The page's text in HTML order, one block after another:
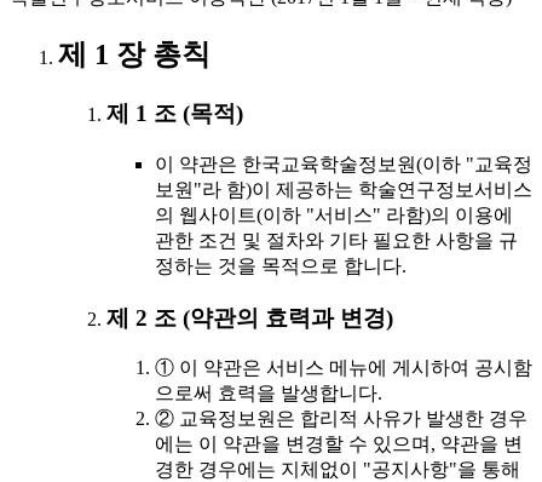
제 1 장 총칙
제 1 조 (목적)
이 약관은 한국교육학술정보원(이하 "교육정
보원"라 함)이 제공하는 학술연구정보서비스
의 웹사이트(이하 "서비스" 라함)의 이용에
관한 조건 및 절차와 기타 필요한 사항을 규
정하는 것을 목적으로 합니다.
제 2 조 (약관의 효력과 변경)
① 이 약관은 서비스 메뉴에 게시하여 공시함
으로써 효력을 발생합니다.
② 교육정보원은 합리적 사유가 발생한 경우
에는 이 약관을 변경할 수 있으며, 약관을 변
경한 경우에는 지체없이 "공지사항"을 통해